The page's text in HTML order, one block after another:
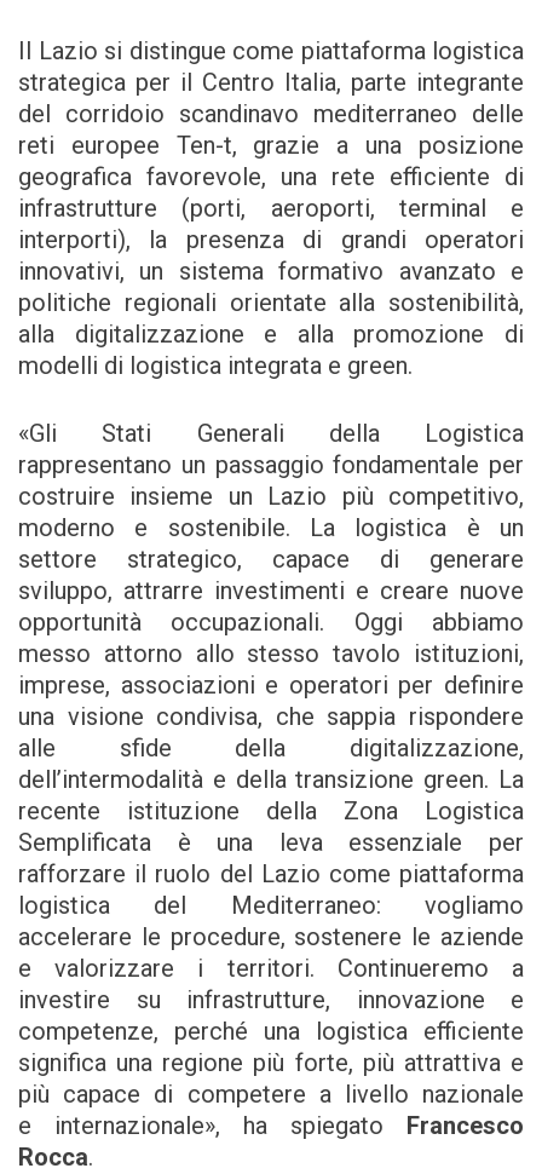
Il Lazio si distingue come piattaforma logistica
strategica per il Centro Italia, parte integrante
del corridoio scandinavo mediterraneo delle
reti europee Ten-t, grazie a una posizione
geografica favorevole, una rete efficiente di
infrastrutture (porti, aeroporti, terminal e
interporti), la presenza di grandi operatori
innovativi, un sistema formativo avanzato e
politiche regionali orientate alla sostenibilità,
alla digitalizzazione e alla promozione di
modelli di logistica integrata e green.
«Gli Stati Generali della Logistica
rappresentano un passaggio fondamentale per
costruire insieme un Lazio più competitivo,
moderno e sostenibile. La logistica è un
settore strategico, capace di generare
sviluppo, attrarre investimenti e creare nuove
opportunità occupazionali. Oggi abbiamo
messo attorno allo stesso tavolo istituzioni,
imprese, associazioni e operatori per definire
una visione condivisa, che sappia rispondere
alle sfide della digitalizzazione,
dell’intermodalità e della transizione green. La
recente istituzione della Zona Logistica
Semplificata è una leva essenziale per
rafforzare il ruolo del Lazio come piattaforma
logistica del Mediterraneo: vogliamo
accelerare le procedure, sostenere le aziende
e valorizzare i territori. Continueremo a
investire su infrastrutture, innovazione e
competenze, perché una logistica efficiente
significa una regione più forte, più attrattiva e
più capace di competere a livello nazionale
e internazionale», ha spiegato Francesco
Rocca.